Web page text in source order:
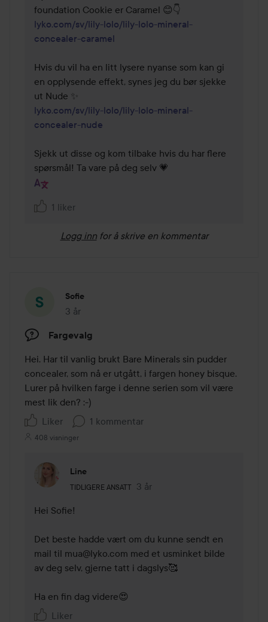
lyko.com/sv/lily-lolo/lily-lolo-mineral-
concealer-caramel
Hvis du vil ha en litt lysere nyanse som kan gi
en opplysende effekt, synes jeg du bør sjekke
lyko.com/sv/lily-lolo/lily-lolo-mineral-
concealer-nude
Sjekk ut disse og kom tilbake hvis du har flere
spørsmål! Ta vare på deg selv 💗
1 liker
Logg inn for å skrive en kommentar
Sofie
3 år
Innlegget ble opprettet 3 år
Fargevalg
Hei. Har til vanlig brukt Bare Minerals sin pudder
concealer, som nå er utgått, i fargen honey bisque.
Lurer på hvilken farge i denne serien som vil være
mest lik den? :-)
Liker
1 kommentar
408 visninger
Line
TIDLIGERE ANSATT
Brukerens rolle: Tidligere ansatt.
3 år
Kommentaren lades 3 år
Hei Sofie!
Det beste hadde vært om du kunne sendt en
mail til mua@lyko.com med et usminket bilde
av deg selv, gjerne tatt i dagslys🥰
Ha en fin dag videre😍
Liker